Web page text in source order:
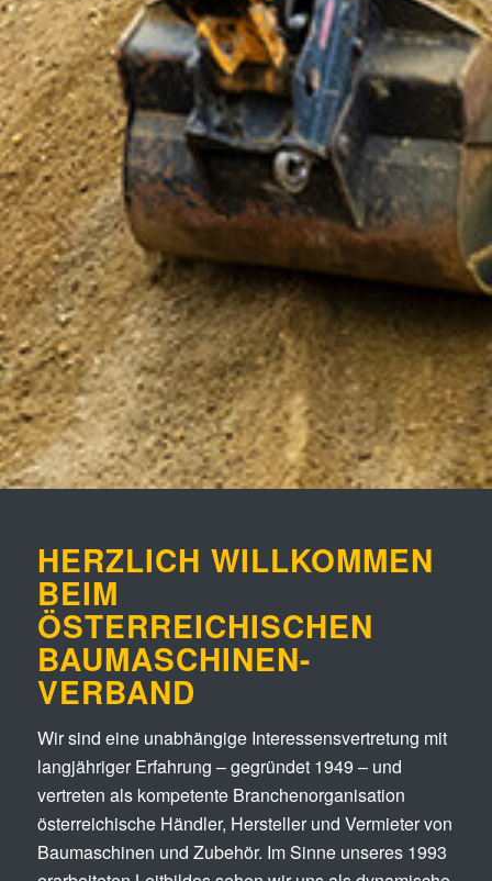
HERZLICH WILLKOMMEN
BEIM
ÖSTERREICHISCHEN
BAUMASCHINEN-
VERBAND
Wir sind eine unabhängige Interessensvertretung mit
langjähriger Erfahrung – gegründet 1949 – und
vertreten als kompetente Branchenorganisation
österreichische Händler, Hersteller und Vermieter von
Baumaschinen und Zubehör. Im Sinne unseres 1993